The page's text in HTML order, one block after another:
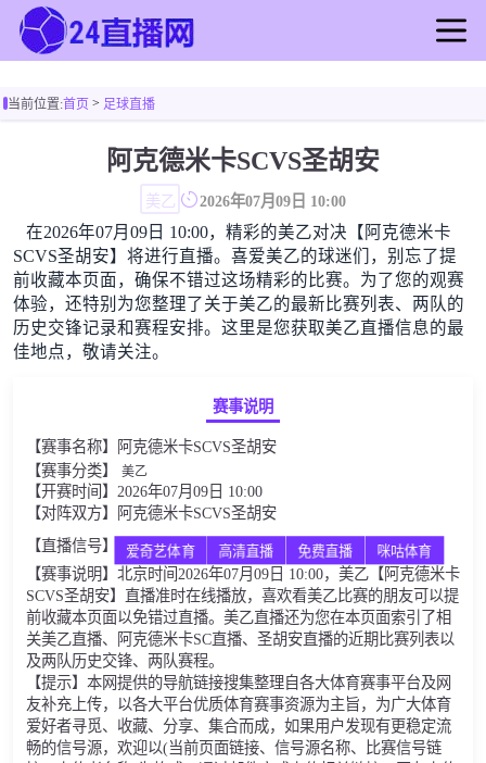
足球直播
足球新闻
篮球新闻
当前位置:首页> 足球直播
阿克德米卡SCVS圣胡安
美乙 2026年07月09日 10:00
在2026年07月09日 10:00，精彩的美乙对决【阿克德米卡
SCVS圣胡安】将进行直播。喜爱美乙的球迷们，别忘了提
前收藏本页面，确保不错过这场精彩的比赛。为了您的观赛
体验，还特别为您整理了关于美乙的最新比赛列表、两队的
历史交锋记录和赛程安排。这里是您获取美乙直播信息的最
佳地点，敬请关注。
赛事说明
【赛事名称】阿克德米卡SCVS圣胡安
【赛事分类】 美乙
【开赛时间】2026年07月09日 10:00
【对阵双方】阿克德米卡SCVS圣胡安
【直播信号】
爱奇艺体育 高清直播 免费直播 咪咕体育
【赛事说明】北京时间2026年07月09日 10:00，美乙【阿克德米卡
SCVS圣胡安】直播准时在线播放，喜欢看美乙比赛的朋友可以提
前收藏本页面以免错过直播。美乙直播还为您在本页面索引了相
关美乙直播、阿克德米卡SC直播、圣胡安直播的近期比赛列表以
及两队历史交锋、两队赛程。
【提示】本网提供的导航链接搜集整理自各大体育赛事平台及网
友补充上传，以各大平台优质体育赛事资源为主旨，为广大体育
爱好者寻觅、收藏、分享、集合而成，如果用户发现有更稳定流
畅的信号源，欢迎以(当前页面链接、信号源名称、比赛信号链